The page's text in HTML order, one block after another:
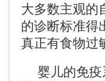
大多数主观的
的诊断标准得
真正有食物过
婴儿的免